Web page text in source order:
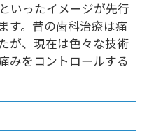
いったイメージが先行
す。昔の歯科治療は痛
が、現在は色々な技術
みをコントロールする